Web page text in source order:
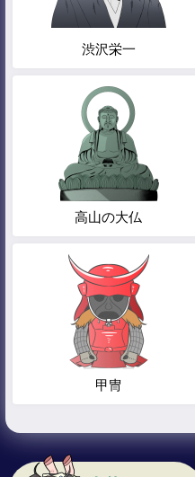
渋沢栄一
高山の大仏
甲冑